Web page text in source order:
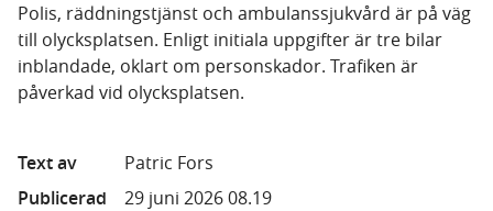
Polis, räddningstjänst och ambulanssjukvård är på väg
till olycksplatsen. Enligt initiala uppgifter är tre bilar
inblandade, oklart om personskador. Trafiken är
påverkad vid olycksplatsen.
Text av
Patric Fors
Publicerad
29 juni 2026 08.19